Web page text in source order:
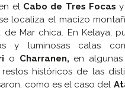
el Cabo de Tres Focas
localiza el macizo
Mar chica. En Kelaya,
y luminosas calas
o Charranen, en
restos históricos de las
como es el caso del